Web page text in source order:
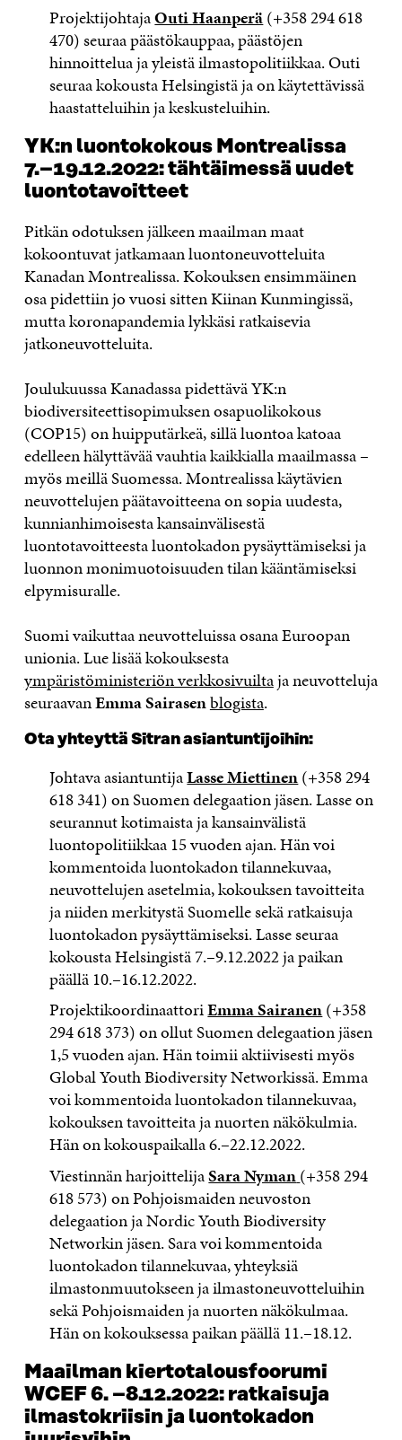
ProjektijohtajaOuti Haanperä(+358 294 618
470) seuraa päästökauppaa, päästöjen
hinnoittelua ja yleistä ilmastopolitiikkaa. Outi
seuraa kokousta Helsingistä ja on käytettävissä
haastatteluihin ja keskusteluihin.
YK:n luontokokous Montrealissa
7.–19.12.2022: tähtäimessä uudet
luontotavoitteet
Pitkän odotuksen jälkeen maailman maat
kokoontuvat jatkamaan luontoneuvotteluita
Kanadan Montrealissa. Kokouksen ensimmäinen
osa pidettiin jo vuosi sitten Kiinan Kunmingissä,
mutta koronapandemia lykkäsi ratkaisevia
jatkoneuvotteluita.
Joulukuussa Kanadassa pidettävä YK:n
biodiversiteettisopimuksen osapuolikokous
(COP15) on huipputärkeä, sillä luontoa katoaa
edelleen hälyttävää vauhtia kaikkialla maailmassa –
myös meillä Suomessa. Montrealissa käytävien
neuvottelujen päätavoitteena on sopia uudesta,
kunnianhimoisesta kansainvälisestä
luontotavoitteesta luontokadon pysäyttämiseksi ja
luonnon monimuotoisuuden tilan kääntämiseksi
elpymisuralle.
Suomi vaikuttaa neuvotteluissa osana Euroopan
unionia. Lue lisää kokouksesta
ympäristöministeriön verkkosivuiltaja neuvotteluja
seuraavanEmma Sairasenblogista.
Ota yhteyttä Sitran asiantuntijoihin:
Johtava asiantuntijaLasse Miettinen(+358 294
618 341) on Suomen delegaation jäsen. Lasse on
seurannut kotimaista ja kansainvälistä
luontopolitiikkaa 15 vuoden ajan. Hän voi
kommentoida luontokadon tilannekuvaa,
neuvottelujen asetelmia, kokouksen tavoitteita
ja niiden merkitystä Suomelle sekä ratkaisuja
luontokadon pysäyttämiseksi. Lasse seuraa
kokousta Helsingistä 7.–9.12.2022 ja paikan
päällä 10.–16.12.2022.
ProjektikoordinaattoriEmma Sairanen(+358
294 618 373) on ollut Suomen delegaation jäsen
1,5 vuoden ajan. Hän toimii aktiivisesti myös
Global Youth Biodiversity Networkissä. Emma
voi kommentoida luontokadon tilannekuvaa,
kokouksen tavoitteita ja nuorten näkökulmia.
Hän on kokouspaikalla 6.–22.12.2022.
Viestinnän harjoittelijaSara Nyman(+358 294
618 573) on Pohjoismaiden neuvoston
delegaation ja Nordic Youth Biodiversity
Networkin jäsen. Sara voi kommentoida
luontokadon tilannekuvaa, yhteyksiä
ilmastonmuutokseen ja ilmastoneuvotteluihin
sekä Pohjoismaiden ja nuorten näkökulmaa.
Hän on kokouksessa paikan päällä 11.–18.12.
Maailman kiertotalousfoorumi
WCEF 6. –8.12.2022: ratkaisuja
ilmastokriisin ja luontokadon